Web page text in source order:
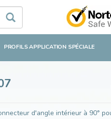
PROFILS APPLICATION SPÉCIALE
d'angle intérieur à 90°